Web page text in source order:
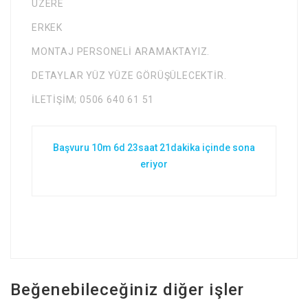
ÜZERE
ERKEK
MONTAJ PERSONELİ ARAMAKTAYIZ.
DETAYLAR YÜZ YÜZE GÖRÜŞÜLECEKTİR.
İLETİŞİM; 0506 640 61 51
Başvuru 10m 6d 23saat 21dakika içinde sona
eriyor
Beğenebileceğiniz diğer işler